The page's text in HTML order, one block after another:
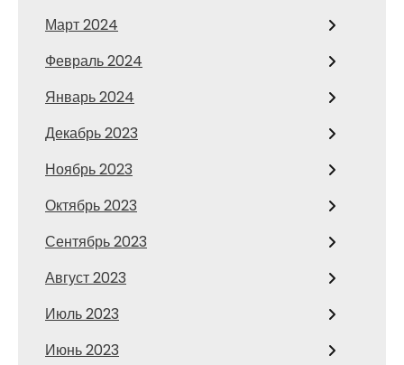
Март 2024
Февраль 2024
Январь 2024
Декабрь 2023
Ноябрь 2023
Октябрь 2023
Сентябрь 2023
Август 2023
Июль 2023
Июнь 2023